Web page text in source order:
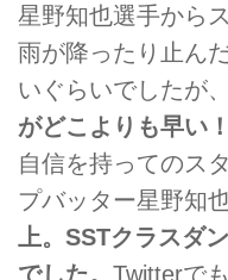
星野知也選手から
雨が降ったり止ん
いぐらいでしたが
がどこよりも早い！
自信を持ってのス
プバッター星野知
上。SSTクラスダ
でした。 Twitterで